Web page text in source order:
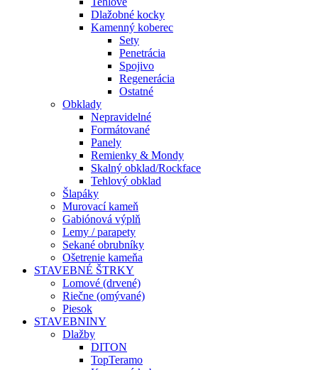
Dlažobné kocky
Kamenný koberec
Sety
Penetrácia
Spojivo
Regenerácia
Ostatné
Obklady
Nepravidelné
Formátované
Panely
Remienky & Mondy
Skalný obklad/Rockface
Tehlový obklad
Šlapáky
Murovací kameň
Gabiónová výplň
Lemy / parapety
Sekané obrubníky
Ošetrenie kameňa
STAVEBNÉ ŠTRKY
Lomové (drvené)
Riečne (omývané)
Piesok
STAVEBNINY
Dlažby
DITON
TopTeramo